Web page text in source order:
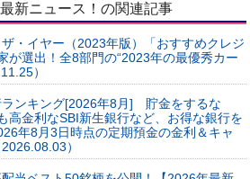
新ニュース！の関連記事
・イヤー（2023年版）「おすすめクレジ
が選出！全8部門の“2023年の最優秀カー
）
ランキング[2026年8月] 貯金をするな
高金利なSBI新生銀行など、お得な銀行を
年8月3日時点の定期預金の金利＆キャ
）